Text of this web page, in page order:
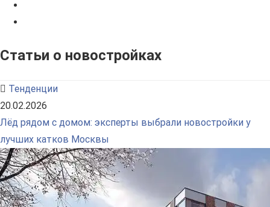
Статьи о новостройках
Тенденции
20.02.2026
Лёд рядом с домом: эксперты выбрали новостройки у
лучших катков Москвы